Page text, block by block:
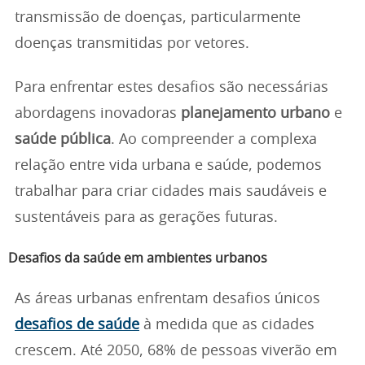
transmissão de doenças, particularmente
doenças transmitidas por vetores.
Para enfrentar estes desafios são necessárias
abordagens inovadoras planejamento urbano e
saúde pública. Ao compreender a complexa
relação entre vida urbana e saúde, podemos
trabalhar para criar cidades mais saudáveis e
sustentáveis para as gerações futuras.
Desafios da saúde em ambientes urbanos
As áreas urbanas enfrentam desafios únicos
desafios de saúde à medida que as cidades
crescem. Até 2050, 68% de pessoas viverão em